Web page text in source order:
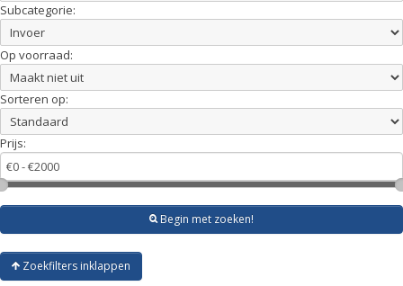
Subcategorie:
Op voorraad:
Sorteren op:
Prijs:
Begin met zoeken!
Zoekfilters inklappen